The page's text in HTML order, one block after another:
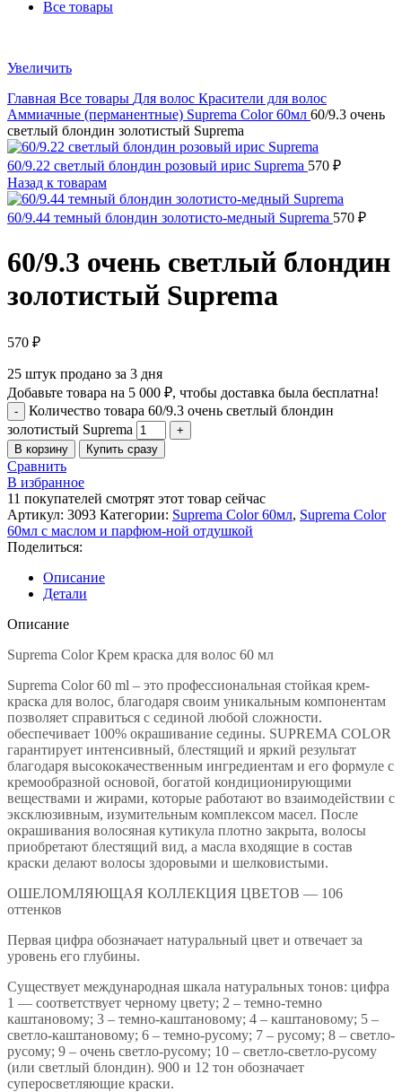
Все товары
Увеличить
Главная Все товары Для волос Красители для волос
Аммиачные (перманентные) Suprema Color 60мл 60/9.3 очень
светлый блондин золотистый Suprema
60/9.22 светлый блондин розовый ирис Suprema 570 ₽
Назад к товарам
60/9.44 темный блондин золотисто-медный Suprema 570 ₽
60/9.3 очень светлый блондин
золотистый Suprema
570 ₽
25 штук продано за 3 дня
Добавьте товара на 5 000 ₽, чтобы доставка была бесплатна!
Количество товара 60/9.3 очень светлый блондин
золотистый Suprema
В корзину Купить сразу
Сравнить
В избранное
11 покупателей смотрят этот товар сейчас
Артикул: 3093 Категории: Suprema Color 60мл, Suprema Color
60мл c маслом и парфюм-ной отдушкой
Поделиться:
Описание
Детали
Описание
Suprema Color Крем краска для волос 60 мл
Suprema Color 60 ml – это профессиональная стойкая крем-
краска для волос, благодаря своим уникальным компонентам
позволяет справиться с сединой любой сложности.
обеспечивает 100% окрашивание седины. SUPREMA COLOR
гарантирует интенсивный, блестящий и яркий результат
благодаря высококачественным ингредиентам и его формуле с
кремообразной основой, богатой кондиционирующими
веществами и жирами, которые работают во взаимодействии с
эксклюзивным, изумительным комплексом масел. После
окрашивания волосяная кутикула плотно закрыта, волосы
приобретают блестящий вид, а масла входящие в состав
краски делают волосы здоровыми и шелковистыми.
ОШЕЛОМЛЯЮЩАЯ КОЛЛЕКЦИЯ ЦВЕТОВ — 106
оттенков
Первая цифра обозначает натуральный цвет и отвечает за
уровень его глубины.
Существует международная шкала натуральных тонов: цифра
1 — соответствует черному цвету; 2 – темно-темно
каштановому; 3 – темно-каштановому; 4 – каштановому; 5 –
светло-каштановому; 6 – темно-русому; 7 – русому; 8 – светло-
русому; 9 – очень светло-русому; 10 – светло-светло-русому
(или светлый блондин). 900 и 12 тон обозначает
суперосветляющие краски.